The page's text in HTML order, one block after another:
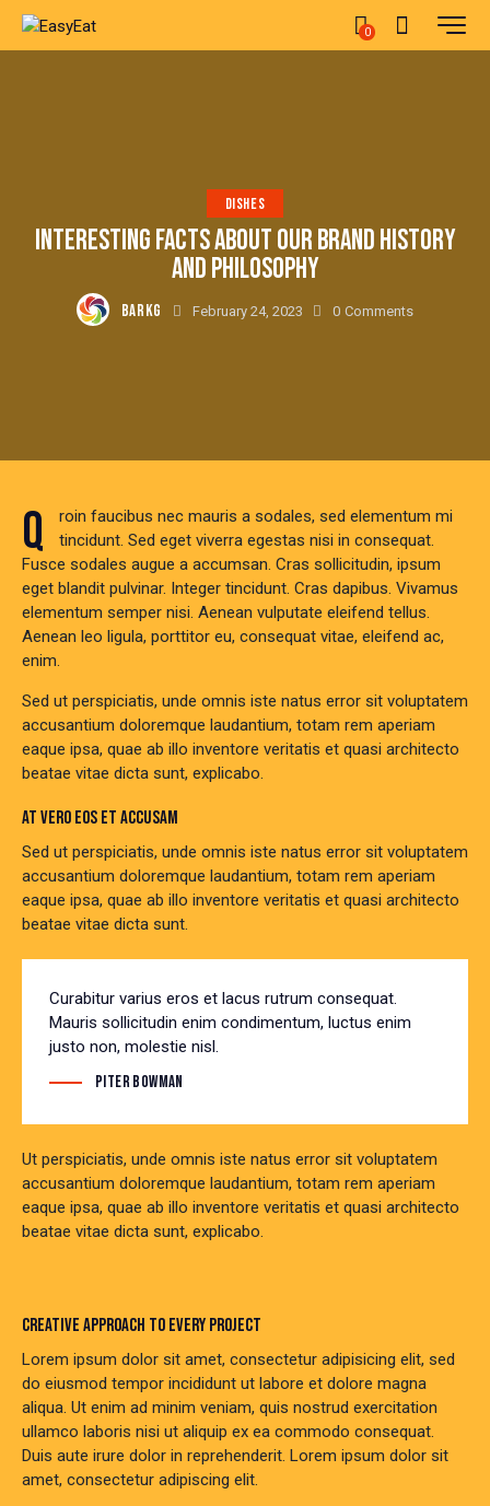
0
DISHES
INTERESTING FACTS ABOUT OUR BRAND HISTORY
AND PHILOSOPHY
BARKG February 24, 2023 0 Comments
Q
roin faucibus nec mauris a sodales, sed elementum mi
tincidunt. Sed eget viverra egestas nisi in consequat.
Fusce sodales augue a accumsan. Cras sollicitudin, ipsum
eget blandit pulvinar. Integer tincidunt. Cras dapibus. Vivamus
elementum semper nisi. Aenean vulputate eleifend tellus.
Aenean leo ligula, porttitor eu, consequat vitae, eleifend ac,
enim.
Sed ut perspiciatis, unde omnis iste natus error sit voluptatem
accusantium doloremque laudantium, totam rem aperiam
eaque ipsa, quae ab illo inventore veritatis et quasi architecto
beatae vitae dicta sunt, explicabo.
AT VERO EOS ET ACCUSAM
Sed ut perspiciatis, unde omnis iste natus error sit voluptatem
accusantium doloremque laudantium, totam rem aperiam
eaque ipsa, quae ab illo inventore veritatis et quasi architecto
beatae vitae dicta sunt.
Curabitur varius eros et lacus rutrum consequat.
Mauris sollicitudin enim condimentum, luctus enim
justo non, molestie nisl.
Piter Bowman
Ut perspiciatis, unde omnis iste natus error sit voluptatem
accusantium doloremque laudantium, totam rem aperiam
eaque ipsa, quae ab illo inventore veritatis et quasi architecto
beatae vitae dicta sunt, explicabo.
CREATIVE APPROACH TO EVERY PROJECT
Lorem ipsum dolor sit amet, consectetur adipisicing elit, sed
do eiusmod tempor incididunt ut labore et dolore magna
aliqua. Ut enim ad minim veniam, quis nostrud exercitation
ullamco laboris nisi ut aliquip ex ea commodo consequat.
Duis aute irure dolor in reprehenderit. Lorem ipsum dolor sit
amet, consectetur adipiscing elit.